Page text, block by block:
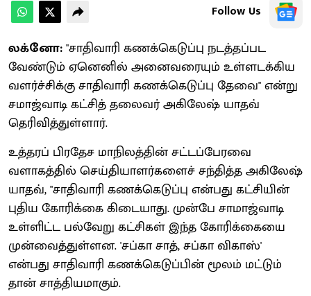
Follow Us
லக்னோ:"சாதிவாரி கணக்கெடுப்பு நடத்தப்பட
வேண்டும் ஏனெனில் அனைவரையும் உள்ளடக்கிய
வளர்ச்சிக்கு சாதிவாரி கணக்கெடுப்பு தேவை" என்று
சமாஜ்வாடி கட்சித் தலைவர் அகிலேஷ் யாதவ்
தெரிவித்துள்ளார்.
உத்தரப் பிரதேச மாநிலத்தின் சட்டப்பேரவை
வளாகத்தில் செய்தியாளர்களைச் சந்தித்த அகிலேஷ்
யாதவ், "சாதிவாரி கணக்கெடுப்பு என்பது கட்சியின்
புதிய கோரிக்கை கிடையாது. முன்பே சாமாஜ்வாடி
உள்ளிட்ட பல்வேறு கட்சிகள் இந்த கோரிக்கையை
முன்வைத்துள்ளன. 'சப்கா சாத், சப்கா விகாஸ்'
என்பது சாதிவாரி கணக்கெடுப்பின் மூலம் மட்டும்
தான் சாத்தியமாகும்.